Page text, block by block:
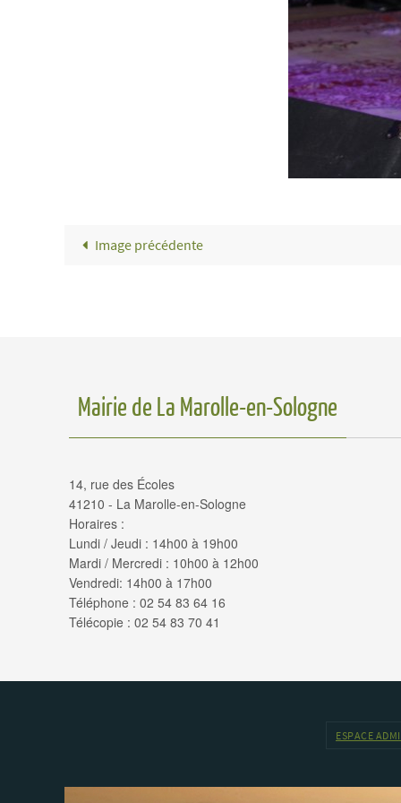
Image précédente
Mairie de La Marolle-en-Sologne
14, rue des Écoles
41210 - La Marolle-en-Sologne
Horaires :
Lundi / Jeudi : 14h00 à 19h00
Mardi / Mercredi : 10h00 à 12h00
Vendredi: 14h00 à 17h00
Téléphone : 02 54 83 64 16
Télécopie : 02 54 83 70 41
ESPACE